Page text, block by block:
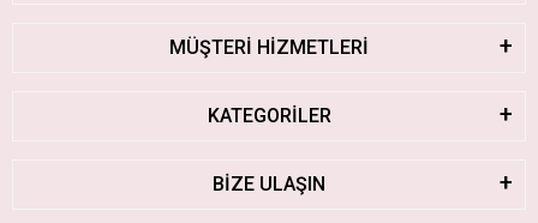
MÜŞTERİ HİZMETLERİ
KATEGORİLER
BİZE ULAŞIN